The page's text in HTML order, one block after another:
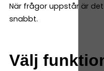
När frågor uppstår är
snabbt.
Välj